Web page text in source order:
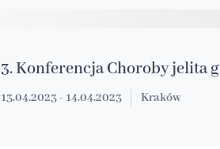
3. Konferencja Choroby jelita
13.04.2023 - 14.04.2023 Kraków